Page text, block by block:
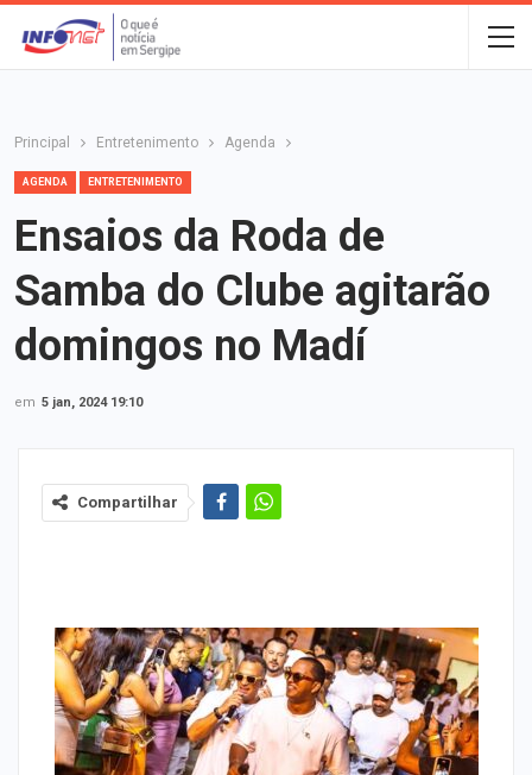
Principal Entretenimento Agenda
AGENDA ENTRETENIMENTO
Ensaios da Roda de
Samba do Clube agitarão
domingos no Madí
em 5 jan, 2024 19:10
Compartilhar